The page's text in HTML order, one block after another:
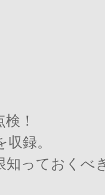
！
録。
知っておくべ